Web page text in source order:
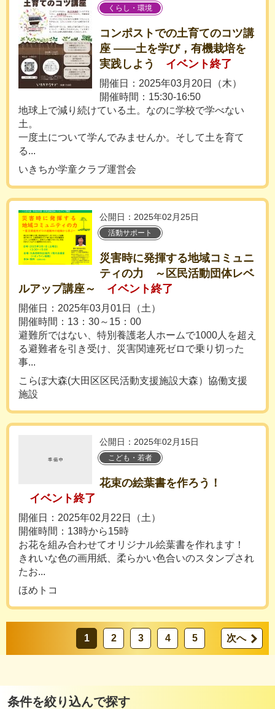
くらし・環境
コンポストでの土育てのコツ講
座 ――土を学び，有機栽培を
実践しよう
イベント終了
開催日：2025年03月20日（木）
開催時間：15:30-16:50
地球上で減り続けている土。なのに学校で学べない
土。
一度土について学んでみませんか。そして土を育て
る...
いきちか学童クラブ運営会
公開日：2025年02月25日
活動サポート
災害時に発揮する地域コミュニ
ティの力 ～区民活動団体レベ
ルアップ講座～
イベント終了
開催日：2025年03月01日（土）
開催時間：13：30～15：00
避難所ではない、特別養護老人ホームで1000人を超え
る避難者を引き受け、災害関連死ゼロで乗り切った
事...
こらぼ大森(大田区区民活動支援施設大森）協働支援
施設
公開日：2025年02月15日
こども・若者
花束の絵葉書を作ろう！
イベント終了
開催日：2025年02月22日（土）
開催時間：13時から15時
お花を組み合わせてオリジナル絵葉書を作れます！
きれいな色の画用紙、柔らかい色合いのスタンプされ
たお...
ほめトコ
1 2 3 4 5 次へ
条件を絞り込んで探す